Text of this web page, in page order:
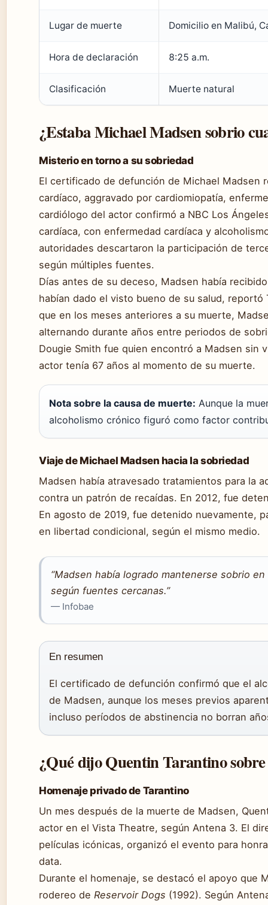
Lugar de muerte Domicilio en Malibú,
Hora de declaración 8:25 a.m.
Clasificación Muerte natural
¿Estaba Michael Madsen sobrio
Misterio en torno a su sobriedad
El certificado de defunción de Michael Madsen
cardíaco, aggravado por cardiomiopatía,
cardiólogo del actor confirmó a NBC Los
cardíaca, con enfermedad cardíaca y
autoridades descartaron la participación de
según múltiples fuentes.
Días antes de su deceso, Madsen había
habían dado el visto bueno de su salud,
que en los meses anteriores a su muerte,
alternando durante años entre periodos de
Dougie Smith fue quien encontró a Madsen sin
actor tenía 67 años al momento de su muerte.
Nota sobre la causa de muerte: Aunque la
alcoholismo crónico figuró como factor
Viaje de Michael Madsen hacia la sobriedad
Madsen había atravesado tratamientos para la
contra un patrón de recaídas. En 2012, fue
En agosto de 2019, fue detenido nuevamente,
en libertad condicional, según el mismo medio.
“Madsen había logrado mantenerse sobrio
según fuentes cercanas.”
— Infobae
En resumen
El certificado de defunción confirmó que el
de Madsen, aunque los meses previos
incluso períodos de abstinencia no borran
¿Qué dijo Quentin Tarantino
Homenaje privado de Tarantino
Un mes después de la muerte de Madsen,
actor en el Vista Theatre, según Antena 3. El
películas icónicas, organizó el evento para
data.
Durante el homenaje, se destacó el apoyo que
rodereo de Reservoir Dogs (1992). Según